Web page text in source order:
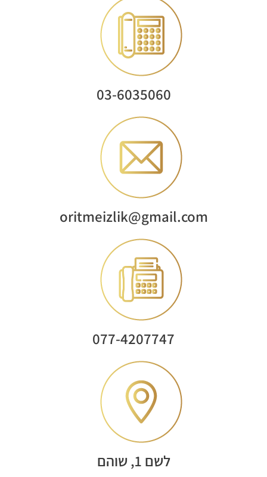
03-6035060
oritmeizlik@gmail.com
077-4207747
לשם 1, שוהם